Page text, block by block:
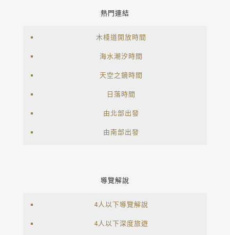
熱門連結
木棧道開放時間
海水潮汐時間
天空之鏡時間
日落時間
由北部出發
由南部出發
導覽解說
4人以下導覽解說
4人以下深度旅遊